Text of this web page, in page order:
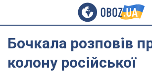
Бочкала розповів
колону російської